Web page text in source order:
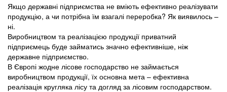
Якщо державні підприємства не вміють ефективно реалізувати
продукцію, а чи потрібна їм взагалі переробка? Як виявилось –
ні.
Виробництвом та реалізацією продукції приватний
підприємець буде займатись значно ефективніше, ніж
державне підприємство.
В Європі жодне лісове господарство не займається
виробництвом продукції, їх основна мета – ефективна
реалізація кругляка лісу та догляд за лісовим господарством.